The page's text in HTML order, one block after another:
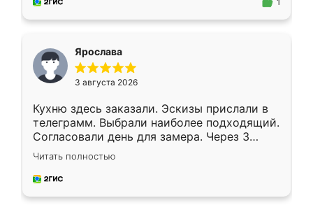
1
Ярослава
3 августа 2026
Кухню здесь заказали. Эскизы прислали в
телеграмм. Выбрали наиболее подходящий.
Согласовали день для замера. Через 3
недели кухня была уже готова. Остались
довольны работой. Спасибо Ренессанс
мебель за качественную работу!
Читать полностью